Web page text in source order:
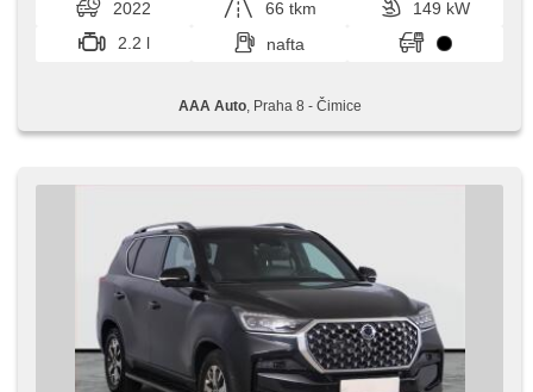
autorádio, aut. prevodovka, pohon 4 x 4
2022 66 tkm
149 kW
2.2 l
nafta
AAA Auto, Praha 8 - Čimice